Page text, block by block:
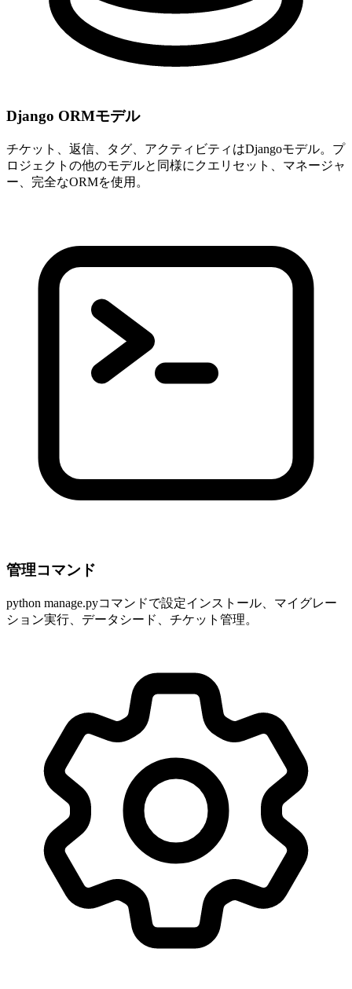
Django ORMモデル
チケット、返信、タグ、アクティビティはDjangoモデル。プ
ロジェクトの他のモデルと同様にクエリセット、マネージャ
ー、完全なORMを使用。
管理コマンド
python manage.pyコマンドで設定インストール、マイグレー
ション実行、データシード、チケット管理。